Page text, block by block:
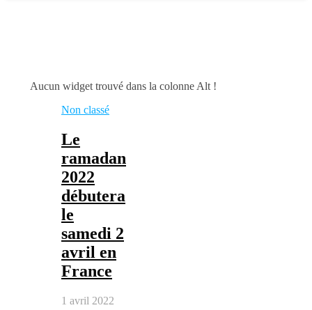
Aucun widget trouvé dans la colonne Alt !
Non classé
Le
ramadan
2022
débutera
le
samedi 2
avril en
France
1 avril 2022